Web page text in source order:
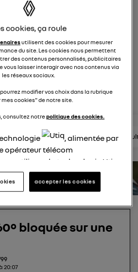
Hybride RENAULT
compact et affirmé
une question
rejoignez
articles consultez la brochure
bloquée sur une
20:07
cookies, ça roule
utilisent des cookies pour mesurer
du site. Les cookies nous permettent
des contenus personnalisés, publicitaires
vous laisser interagir avec nos contenus via
les réseaux sociaux.
modifier vos choix dans la rubrique
mes cookies" de notre site.
consultez notrepolitique des cookies.
, alimentée par
opérateur télécom
utilisons la technologie Utiq
digitales (telles que décrites
de consentement) et liées à
internet fournie parun
sur chaque site).
Utiq a été conçue pour la
données personnelles en vous
choix et contrôle.
accepter les cookies